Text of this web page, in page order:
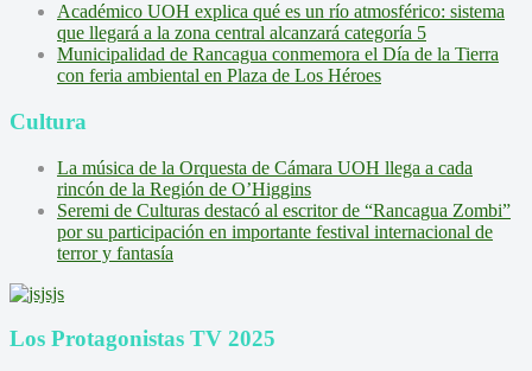
Académico UOH explica qué es un río atmosférico: sistema
que llegará a la zona central alcanzará categoría 5
Municipalidad de Rancagua conmemora el Día de la Tierra
con feria ambiental en Plaza de Los Héroes
Cultura
La música de la Orquesta de Cámara UOH llega a cada
rincón de la Región de O’Higgins
Seremi de Culturas destacó al escritor de “Rancagua Zombi”
por su participación en importante festival internacional de
terror y fantasía
Los Protagonistas TV 2025